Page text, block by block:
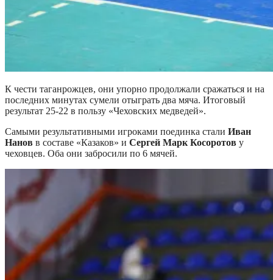
К чести таганрожцев, они упорно продолжали сражаться и на
последних минутах сумели отыграть два мяча. Итоговый
результат 25-22 в пользу «Чеховских медведей».
Самыми результативными игроками поединка стали Иван
Нанов в составе «Казаков» и Сергей Марк Косоротов у
чеховцев. Оба они забросили по 6 мячей.